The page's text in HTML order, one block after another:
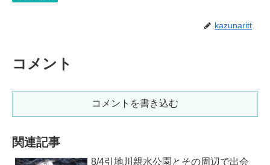
kazunaritt
コメント
コメントを書き込む
関連記事
8/4引地川親水公園とその周辺で出会